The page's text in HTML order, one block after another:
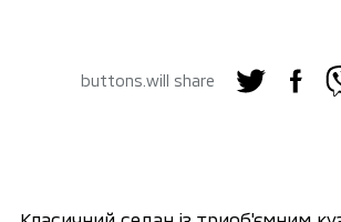
buttons.will share